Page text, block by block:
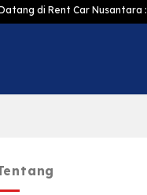
Car Nusantara : Sewa &